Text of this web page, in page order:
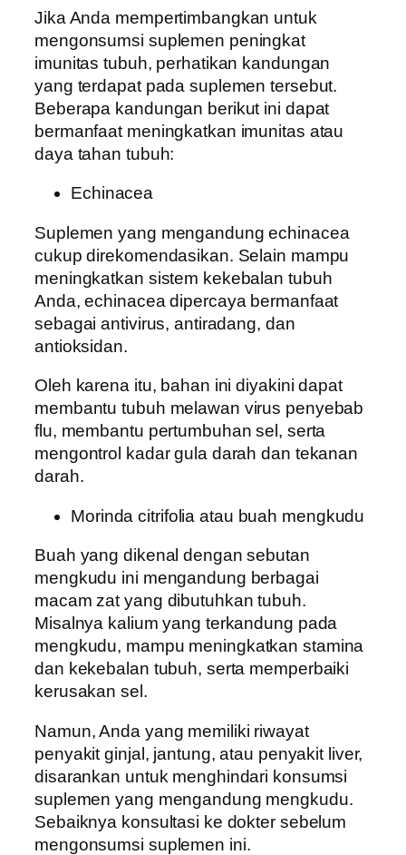
Jika Anda mempertimbangkan untuk
mengonsumsi suplemen peningkat
imunitas tubuh, perhatikan kandungan
yang terdapat pada suplemen tersebut.
Beberapa kandungan berikut ini dapat
bermanfaat meningkatkan imunitas atau
daya tahan tubuh:
Echinacea
Suplemen yang mengandung echinacea
cukup direkomendasikan. Selain mampu
meningkatkan sistem kekebalan tubuh
Anda, echinacea dipercaya bermanfaat
sebagai antivirus, antiradang, dan
antioksidan.
Oleh karena itu, bahan ini diyakini dapat
membantu tubuh melawan virus penyebab
flu, membantu pertumbuhan sel, serta
mengontrol kadar gula darah dan tekanan
darah.
Morinda citrifolia atau buah mengkudu
Buah yang dikenal dengan sebutan
mengkudu ini mengandung berbagai
macam zat yang dibutuhkan tubuh.
Misalnya kalium yang terkandung pada
mengkudu, mampu meningkatkan stamina
dan kekebalan tubuh, serta memperbaiki
kerusakan sel.
Namun, Anda yang memiliki riwayat
penyakit ginjal, jantung, atau penyakit liver,
disarankan untuk menghindari konsumsi
suplemen yang mengandung mengkudu.
Sebaiknya konsultasi ke dokter sebelum
mengonsumsi suplemen ini.